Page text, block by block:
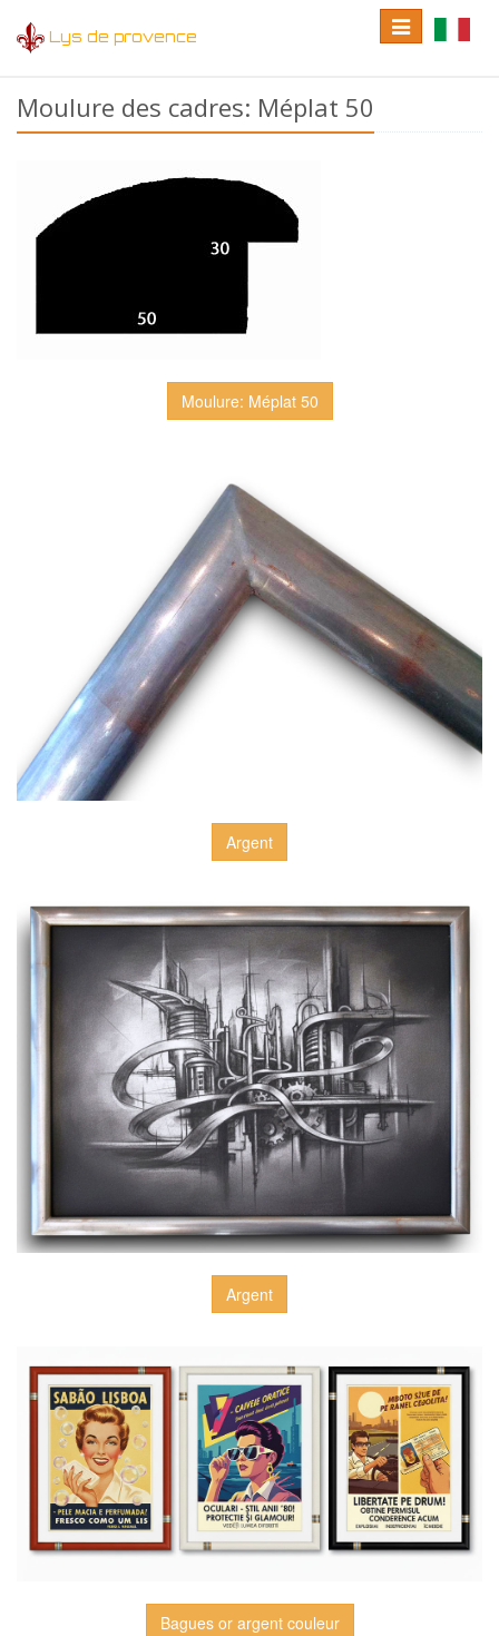
Lys de provence
language
Toggle
navigation
Moulure des cadres: Méplat 50
Moulure: Méplat 50
Argent
Argent
Bagues or argent couleur